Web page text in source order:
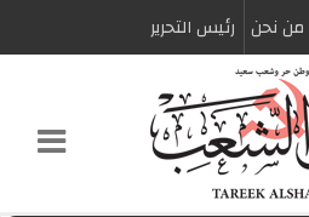
من نحن رئیس التحریر